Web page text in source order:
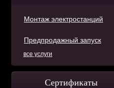
Монтаж электростанций
Предпродажный запуск
все услуги
Сертификаты